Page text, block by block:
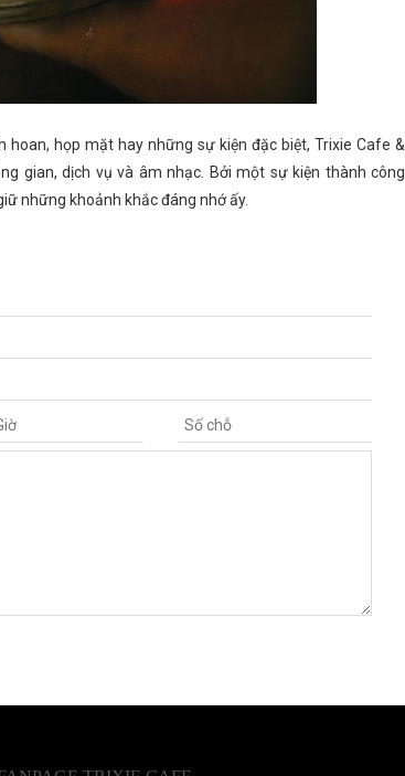
họp mặt hay những sự kiện đặc biệt, Trixie Cafe &
gian, dịch vụ và âm nhạc. Bởi một sự kiện thành công
những khoảnh khắc đáng nhớ ấy.